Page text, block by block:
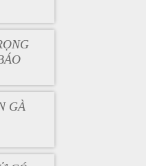
GÀ